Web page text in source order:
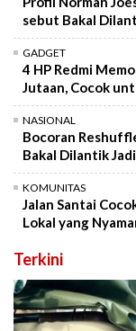
sebut Bakal
GADGET
4 HP Redmi
Jutaan, Cocok
NASIONAL
Bocoran
Bakal Dilantik
KOMUNITAS
Jalan Santai
Lokal yang
Terkini